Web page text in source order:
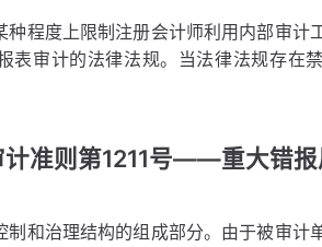
程度上限制注册会计师利用内部审计
表审计的法律法规。当法律法规存在
准则第1211号——重大错报
和治理结构的组成部分。由于被审计